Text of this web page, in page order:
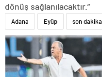
dönüş sağlanılacaktır.”
Adana Eyüp son dakika